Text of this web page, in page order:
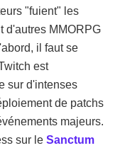
"fuient" les
d'autres MMORPG
il faut se
est
sur d'intenses
de patchs
majeurs.
sur le Sanctum